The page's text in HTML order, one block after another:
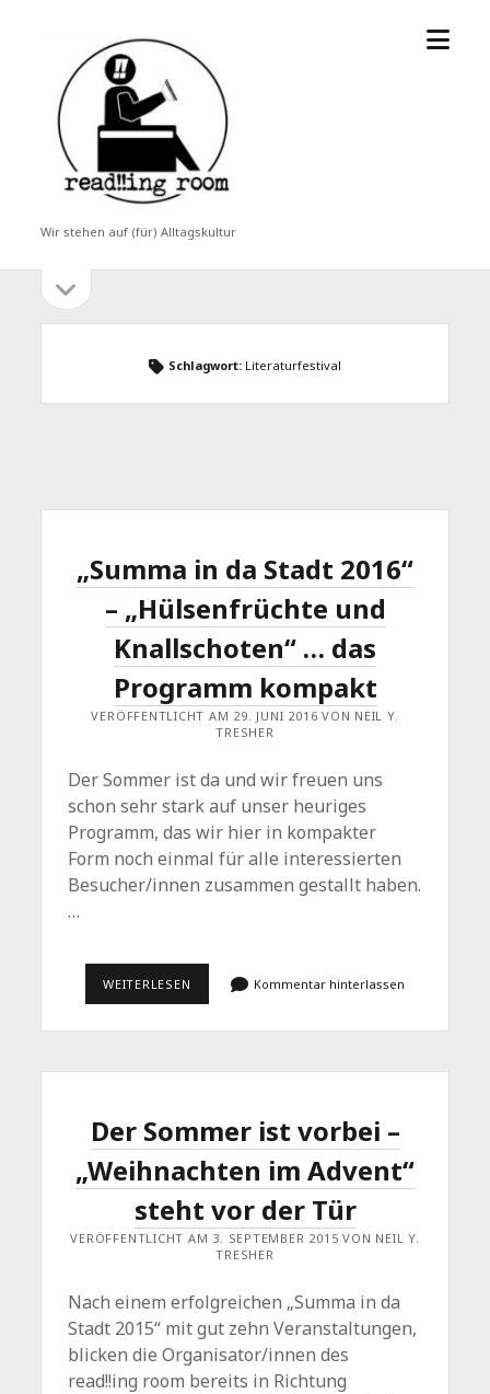
read!!ing
room
Wir stehen auf (für) Alltagskultur
Menü
Seitenleiste
öffnen
Schlagwort: Literaturfestival
„Summa in da Stadt 2016“
– „Hülsenfrüchte und
Knallschoten“ … das
Programm kompakt
VERÖFFENTLICHT AM 29. JUNI 2016 VON NEIL Y.
TRESHER
Der Sommer ist da und wir freuen uns
schon sehr stark auf unser heuriges
Programm, das wir hier in kompakter
Form noch einmal für alle interessierten
Besucher/innen zusammen gestallt haben.
…
WEITERLESEN „SUMMA
STADT
…
DAS
PROGRAMM
KOMPAKT
Kommentar hinterlassen
Der Sommer ist vorbei –
„Weihnachten im Advent“
steht vor der Tür
VERÖFFENTLICHT AM 3. SEPTEMBER 2015 VON NEIL Y.
TRESHER
Nach einem erfolgreichen „Summa in da
Stadt 2015“ mit gut zehn Veranstaltungen,
blicken die Organisator/innen des
read!!ing room bereits in Richtung